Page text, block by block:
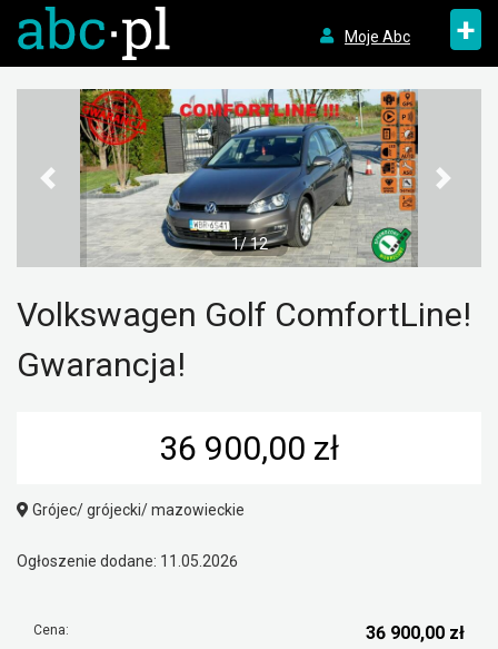
Moje Abc +
1/ 12
Volkswagen Golf ComfortLine!
Gwarancja!
36 900,00 zł
Grójec/ grójecki/ mazowieckie
Ogłoszenie dodane: 11.05.2026
Cena: 36 900,00 zł